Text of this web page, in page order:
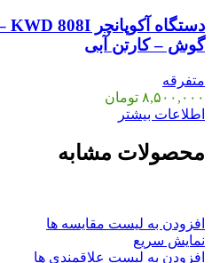
گوش – کارتن آبی
متفرقه
۸,۵۰۰,۰۰۰ تومان
اطلاعات بیشتر
محصولات مشابه
افزودن به لیست مقایسه ها
نمایش سریع
افزودن به لیست علاقمندی ها